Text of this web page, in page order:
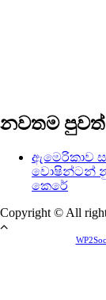
නවතම පුවත්
ඇමෙරිකාව
වොෂින්ටන්
කෙරේ
Copyright © All